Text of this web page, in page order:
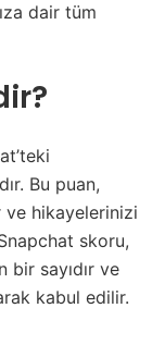
dair tüm
Bu puan,
ve hikayelerinizi
skoru,
bir sayıdır ve
kabul edilir.